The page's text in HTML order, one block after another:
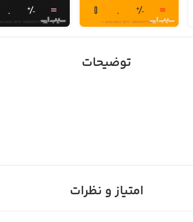
توضیحات
Somewhere along the way, the calculator
امتیاز و نظرات